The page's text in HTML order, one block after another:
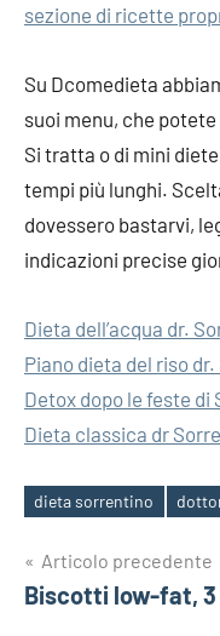
sezione di ricette
Su Dcomedieta
suoi menu, che
Si tratta o di mini
tempi più lunghi.
dovessero bastarvi,
indicazioni precise
Dieta dell’acqua dr.
Piano dieta del riso
Detox dopo le feste
Dieta classica dr
Tag
dieta sorrentino
Navigazione
articoli
Articolo precedente
Biscotti low-fat,